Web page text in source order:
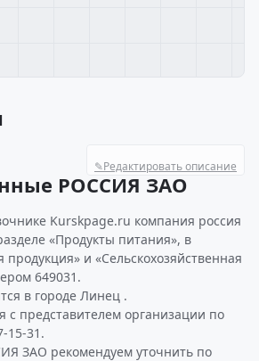
✎Редактировать описание
РОССИЯ ЗАО
Kurskpage.ru компания россия
«Продукты питания», в
и «Сельскохозяйственная
649031.
в городе Линец .
с представителем организации по
15-31.
ЗАО рекомендуем уточнить по